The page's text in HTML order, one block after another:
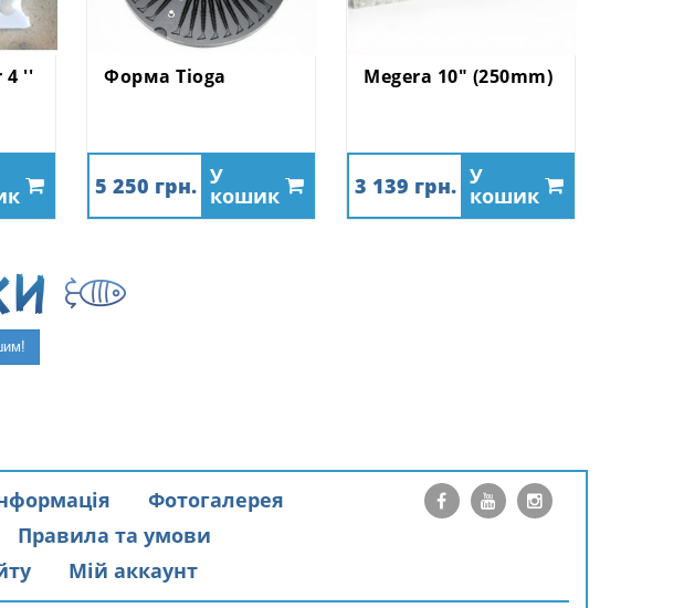
4 ''
Форма Tioga
5 250 грн. У
кошик
Megera 10" (250mm)
3 139 грн. У
кошик
Фотогалерея
Правила та умови
Мій аккаунт